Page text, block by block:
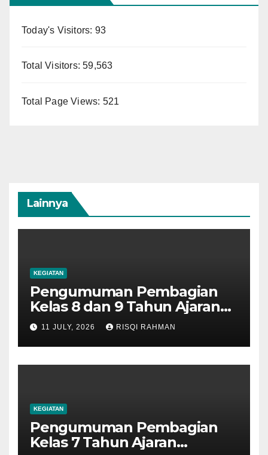
Today's Visitors: 93
Total Visitors:59,563
Total Page Views: 521
Lainnya
KEGIATAN
Pengumuman Pembagian
Kelas 8 dan 9 Tahun Ajaran
2026-2027
11 JULY, 2026 RISQI RAHMAN
KEGIATAN
Pengumuman Pembagian
Kelas 7 Tahun Ajaran